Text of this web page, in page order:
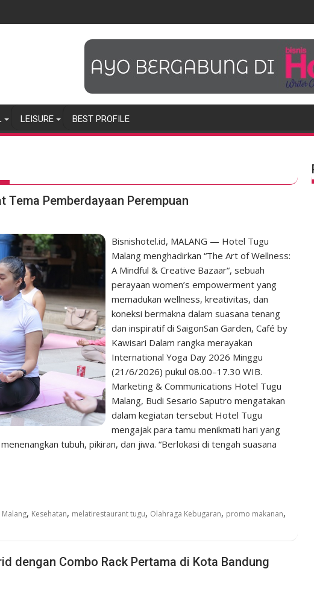
LEISURE BEST PROFILE
Tema Pemberdayaan Perempuan
Bisnishotel.id, MALANG — Hotel Tugu
Malang menghadirkan “The Art of Wellness:
A Mindful & Creative Bazaar“, sebuah
perayaan women’s empowerment yang
memadukan wellness, kreativitas, dan
koneksi bermakna dalam suasana tenang
dan inspiratif di SaigonSan Garden, Café by
Kawisari Dalam rangka merayakan
International Yoga Day 2026 Minggu
(21/6/2026) pukul 08.00–17.30 WIB.
Marketing & Communications Hotel Tugu
Malang, Budi Sesario Saputro mengatakan
dalam kegiatan tersebut Hotel Tugu
mengajak para tamu menikmati hari yang
tubuh, pikiran, dan jiwa. “Berlokasi di tengah suasana
, Kesehatan, melatirestaurant tugu, Olahraga Kebugaran, promo makanan,
dengan Combo Rack Pertama di Kota Bandung